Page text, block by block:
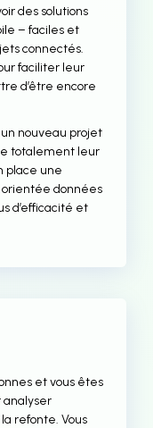
des solutions
– faciles et
connectés.
faciliter leur
d’être encore
nouveau projet
totalement leur
place une
données
d’efficacité et
et vous êtes
refonte. Vous